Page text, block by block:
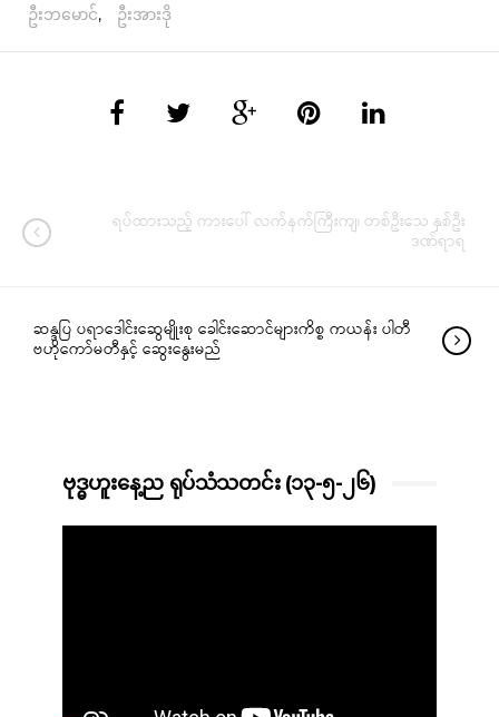
ဦးဘမောင်, ဦးအားဒို
ရပ်ထားသည့် ကားပေါ် လက်နက်ကြီးကျ၊ တစ်ဦးသေ နှစ်ဦး
ဒဏ်ရာရ
ဆန္ဒပြ ပရာဒေါင်းဆွေမျိုးစု ခေါင်းဆောင်များကိစ္စ ကယန်း ပါတီ
ဗဟိုကော်မတီနှင့် ဆွေးနွေးမည်
ဗုဒ္ဓဟူးနေ့ည ရုပ်သံသတင်း (၁၃-၅-၂၆)